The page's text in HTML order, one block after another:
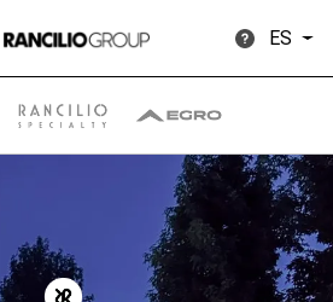
ES
Descargar Más